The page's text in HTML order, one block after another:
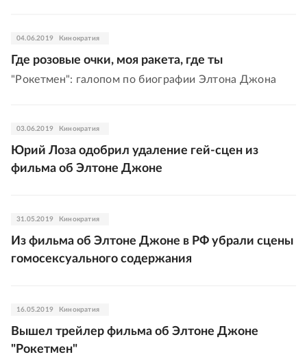
04.06.2019 Кинократия
Где розовые очки, моя ракета, где ты
"Рокетмен": галопом по биографии Элтона Джона
03.06.2019 Кинократия
Юрий Лоза одобрил удаление гей-сцен из
фильма об Элтоне Джоне
31.05.2019 Кинократия
Из фильма об Элтоне Джоне в РФ убрали сцены
гомосексуального содержания
16.05.2019 Кинократия
Вышел трейлер фильма об Элтоне Джоне
"Рокетмен"